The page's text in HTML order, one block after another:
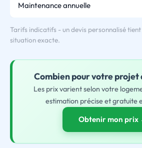
Maintenance annuelle
Tarifs indicatifs - un devis personnalisé
situation exacte.
Combien pourvotreprojet
Les prix varient selon votre
estimation précise et gratuite
Obtenir mon prix